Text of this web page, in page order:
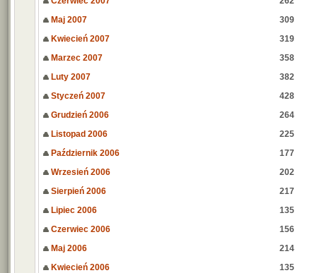
Maj 2007
309
Kwiecień 2007
319
Marzec 2007
358
Luty 2007
382
Styczeń 2007
428
Grudzień 2006
264
Listopad 2006
225
Październik 2006
177
Wrzesień 2006
202
Sierpień 2006
217
Lipiec 2006
135
Czerwiec 2006
156
Maj 2006
214
Kwiecień 2006
135